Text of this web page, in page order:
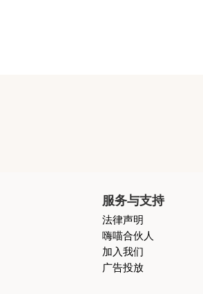
服务与支持
法律声明
嗨喵合伙人
加入我们
广告投放